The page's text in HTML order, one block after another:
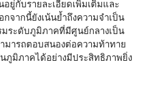
ยู่กับรายละเอียดเพิ่มเติมและ
กจากนี้ยังเน้นย้ำถึงความจำเป็น
มระดับภูมิภาคที่มีศูนย์กลางเป็น
มารถตอบสนองต่อความท้าทาย
ภูมิภาคได้อย่างมีประสิทธิภาพยิ่ง